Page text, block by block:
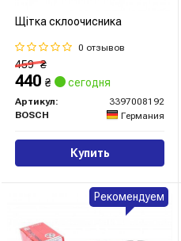
Щітка склоочисника
0 отзывов
459₴
440 ₴ сегодня
Артикул:
3397008192
BOSCH
Германия
Купить
Рекомендуем